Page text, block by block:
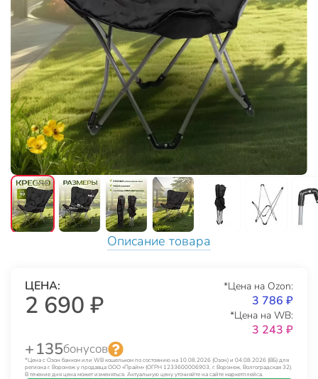
Описание товара
ЦЕНА:
2 690 ₽
*Цена на Ozon:
3 786 ₽
*Цена на WB:
3 243 ₽
+ 135бонусов
*Цена с Озон банком или WB кошельком по состоянию на 10.08.2026 (Озон) и 04.08.2026 (ВБ) для
региона г. Воронеж у продавца ООО «Прайм» (ОГРН 1233600006903, г. Воронеж, Волгоградская 32).
В течение дня цена может изменяться. Актуальную цену уточняйте на сайте маркетплейса.